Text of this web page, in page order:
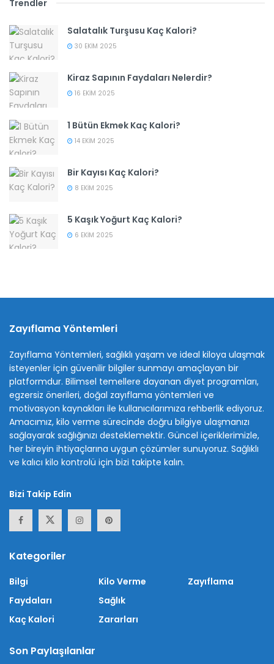
Trendler
Salatalık Turşusu Kaç Kalori?
30 EKIM 2025
Kiraz Sapının Faydaları Nelerdir?
16 EKIM 2025
1 Bütün Ekmek Kaç Kalori?
14 EKIM 2025
Bir Kayısı Kaç Kalori?
8 EKIM 2025
5 Kaşık Yoğurt Kaç Kalori?
6 EKIM 2025
Zayıflama Yöntemleri
Zayıflama Yöntemleri, sağlıklı yaşam ve ideal kiloya ulaşmak
isteyenler için güvenilir bilgiler sunmayı amaçlayan bir
platformdur. Bilimsel temellere dayanan diyet programları,
egzersiz önerileri, doğal zayıflama yöntemleri ve
motivasyon kaynakları ile kullanıcılarımıza rehberlik ediyoruz.
Amacımız, kilo verme sürecinde doğru bilgiye ulaşmanızı
sağlayarak sağlığınızı desteklemektir. Güncel içeriklerimizle,
her bireyin ihtiyaçlarına uygun çözümler sunuyoruz. Sağlıklı
ve kalıcı kilo kontrolü için bizi takipte kalın.
Bizi Takip Edin
Kategoriler
Bilgi
Faydaları
Kaç Kalori
Kilo Verme
Sağlık
Zararları
Zayıflama
Son Paylaşılanlar